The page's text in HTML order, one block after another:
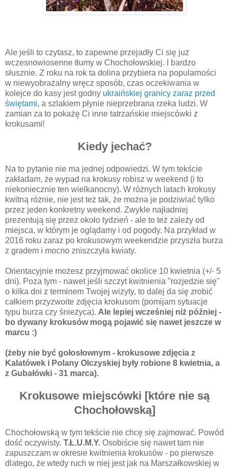
Ale jeśli to czytasz, to zapewne przejadły Ci się już
wczesnowiosenne tłumy w Chochołowskiej. I bardzo
słusznie. Z roku na rok ta dolina przybiera na popularności
w niewyobrażalny wręcz sposób, czas oczekiwania w
kolejce do kasy jest godny ukraińskiej granicy zaraz przed
świętami, a szlakiem płynie nieprzebrana rzeka ludzi. W
zamian za to pokażę Ci inne tatrzańskie miejscówki z
krokusami!
Kiedy jechać?
Na to pytanie nie ma jednej odpowiedzi. W tym tekście
zakładam, że wypad na krokusy robisz w weekend (i to
niekoniecznie ten wielkanocny). W różnych latach krokusy
kwitną różnie, nie jest też tak, że można je podziwiać tylko
przez jeden konkretny weekend. Zwykle najładniej
prezentują się przez około tydzień - ale to też zależy od
miejsca, w którym je oglądamy i od pogody. Na przykład w
2016 roku zaraz po krokusowym weekendzie przyszła burza
z gradem i mocno zniszczyła kwiaty.
Orientacyjnie możesz przyjmować okolice 10 kwietnia (+/- 5
dni). Poza tym - nawet jeśli szczyt kwitnienia "rozjedzie się"
o kilka dni z terminem Twojej wizyty, to dalej da się zrobić
całkiem przyzwoite zdjęcia krokusom (pomijam sytuacje
typu burza czy śnieżyca). Ale lepiej wcześniej niż później -
bo dywany krokusów mogą pojawić się nawet jeszcze w
marcu :)
(żeby nie być gołosłownym - krokusowe zdjęcia z
Kalatówek i Polany Olczyskiej były robione 8 kwietnia, a
z Gubałówki - 31 marca).
Krokusowe miejscówki [które nie są
Chochołowską]
Chochołowską w tym tekście nie chcę się zajmować. Powód
dość oczywisty. T.Ł.U.M.Y. Osobiście się nawet tam nie
zapuszczam w okresie kwitnienia krokusów - po pierwsze
dlatego, że wtedy ruch w niej jest jak na Marszałkowskiej w